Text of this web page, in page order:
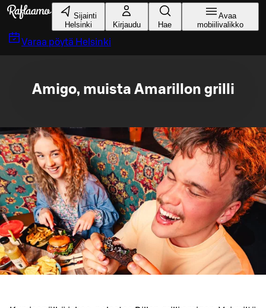
Siirry pääsisältöön
Sijainti
Helsinki
Kirjaudu Hae
Avaa
mobiilivalikko
Varaa pöytä Helsinki
Amigo, muista Amarillon grilli